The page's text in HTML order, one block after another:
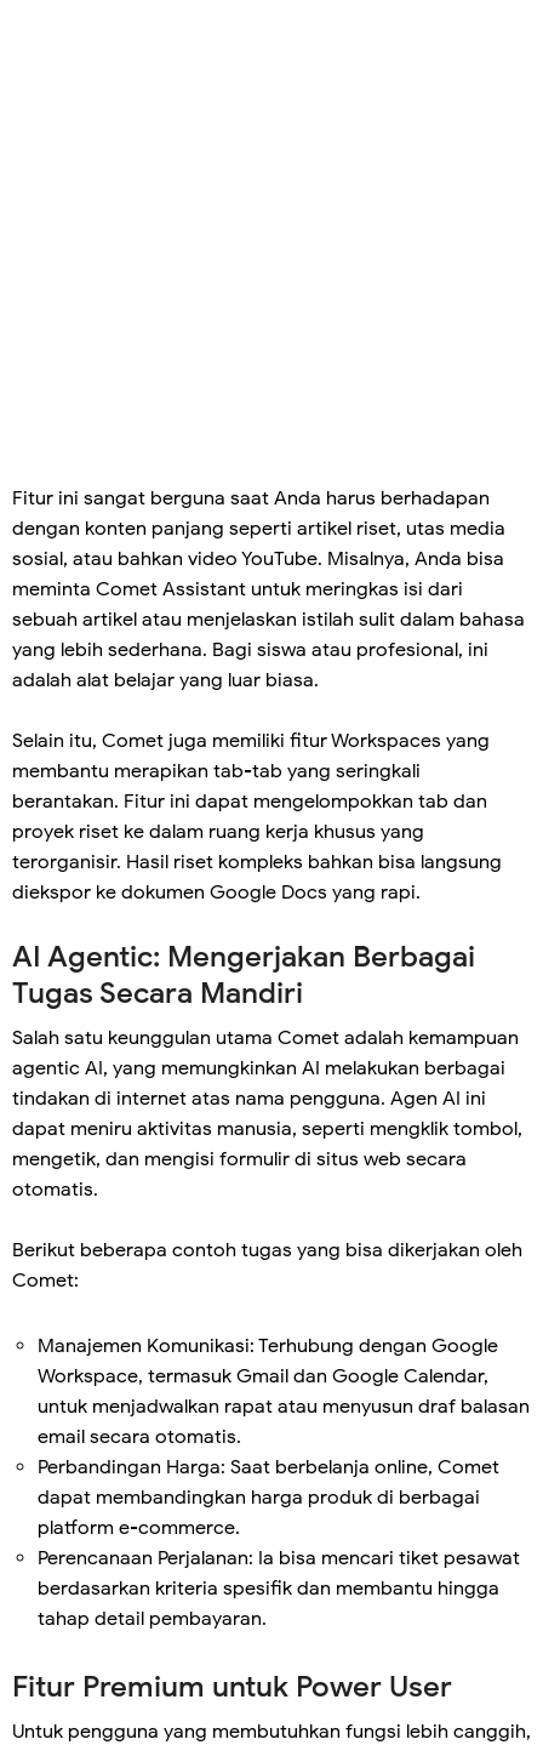
Fitur ini sangat berguna saat Anda harus berhadapan
dengan konten panjang seperti artikel riset, utas media
sosial, atau bahkan video YouTube. Misalnya, Anda bisa
meminta Comet Assistant untuk meringkas isi dari
sebuah artikel atau menjelaskan istilah sulit dalam bahasa
yang lebih sederhana. Bagi siswa atau profesional, ini
adalah alat belajar yang luar biasa.
Selain itu, Comet juga memiliki fitur Workspaces yang
membantu merapikan tab-tab yang seringkali
berantakan. Fitur ini dapat mengelompokkan tab dan
proyek riset ke dalam ruang kerja khusus yang
terorganisir. Hasil riset kompleks bahkan bisa langsung
diekspor ke dokumen Google Docs yang rapi.
AI Agentic: Mengerjakan Berbagai
Tugas Secara Mandiri
Salah satu keunggulan utama Comet adalah kemampuan
agentic AI, yang memungkinkan AI melakukan berbagai
tindakan di internet atas nama pengguna. Agen AI ini
dapat meniru aktivitas manusia, seperti mengklik tombol,
mengetik, dan mengisi formulir di situs web secara
otomatis.
Berikut beberapa contoh tugas yang bisa dikerjakan oleh
Comet:
Manajemen Komunikasi: Terhubung dengan Google
Workspace, termasuk Gmail dan Google Calendar,
untuk menjadwalkan rapat atau menyusun draf balasan
email secara otomatis.
Perbandingan Harga: Saat berbelanja online, Comet
dapat membandingkan harga produk di berbagai
platform e-commerce.
Perencanaan Perjalanan: Ia bisa mencari tiket pesawat
berdasarkan kriteria spesifik dan membantu hingga
tahap detail pembayaran.
Fitur Premium untuk Power User
Untuk pengguna yang membutuhkan fungsi lebih canggih,